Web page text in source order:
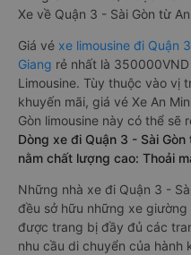
Xe An Minh - Kiên Giang
Xe từ An Minh - Kiên Giang đi
được đánh giá chung có
trung bình từ 4.8/5 dựa trên
Xe về Quận 3 - Sài Gòn từ
Giá vé xe limousine đi Quận
Giangrẻ nhất là 350000VND
Limousine. Tùy thuộc vào vị
khuyến mãi, giá vé Xe An
Gòn limousine này có thể sẽ
Dòng xe đi Quận 3 - Sài Gòn
nằm chất lượng cao: Thoải